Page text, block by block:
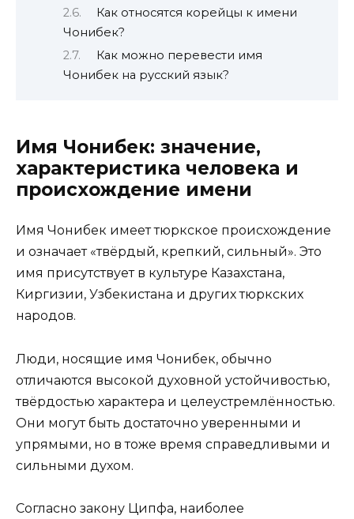
Как относятся корейцы к имени
Чонибек?
Как можно перевести имя
Чонибек на русский язык?
Имя Чонибек: значение,
характеристика человека и
происхождение имени
Имя Чонибек имеет тюркское происхождение
и означает «твёрдый, крепкий, сильный». Это
имя присутствует в культуре Казахстана,
Киргизии, Узбекистана и других тюркских
народов.
Люди, носящие имя Чонибек, обычно
отличаются высокой духовной устойчивостью,
твёрдостью характера и целеустремлённостью.
Они могут быть достаточно уверенными и
упрямыми, но в тоже время справедливыми и
сильными духом.
Согласно закону Ципфа, наиболее